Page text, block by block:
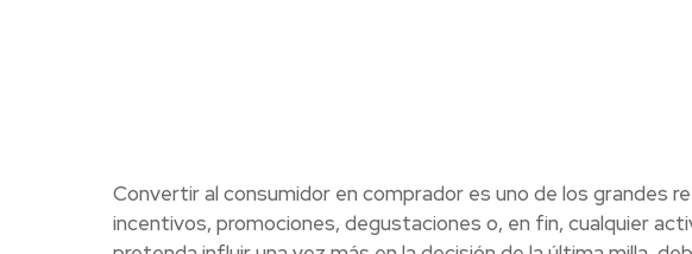
Convertir al consumidor en comprador es uno de los grandes
incentivos, promociones, degustaciones o, en fin, cualquier